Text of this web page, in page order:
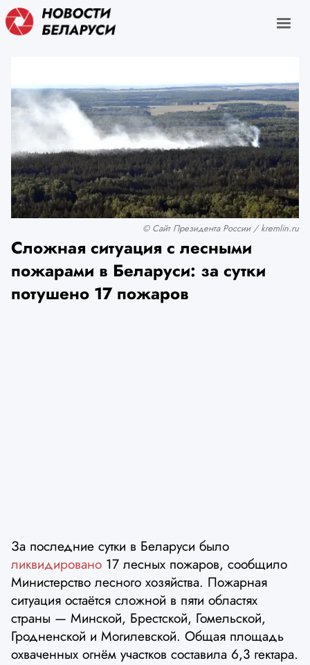
© Сайт Президента России / kremlin.ru
Сложная ситуация с лесными
пожарами в Беларуси: за сутки
потушено 17 пожаров
За последние сутки в Беларуси было
ликвидировано 17 лесных пожаров, сообщило
Министерство лесного хозяйства. Пожарная
ситуация остаётся сложной в пяти областях
страны — Минской, Брестской, Гомельской,
Гродненской и Могилевской. Общая площадь
охваченных огнём участков составила 6,3 гектара.